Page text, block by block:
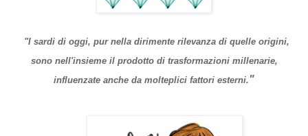
"I sardi di oggi, pur nella dirimente rilevanza di quelle origini,
sono nell'insieme il prodotto di trasformazionimillenarie,
influenzate anche da molteplici fattori esterni."